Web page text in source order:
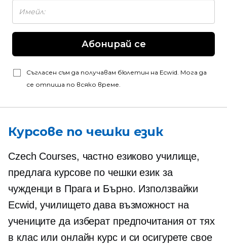
Абонирай се
Съгласен съм да получавам бюлетин на Ecwid. Мога да
се отпиша по всяко време.
Курсове по чешки език
Czech Courses, частно езиково училище,
предлага курсове по чешки език за
чужденци в Прага и Бърно. Използвайки
Ecwid, училището дава възможност на
учениците да изберат предпочитания от тях
в класили онлайн курс и си осигурете свое